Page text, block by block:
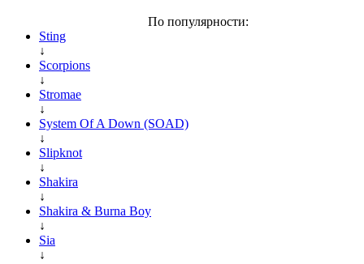
По популярности:
Sting
↓
Scorpions
↓
Stromae
↓
System Of A Down (SOAD)
↓
Slipknot
↓
Shakira
↓
Shakira & Burna Boy
↓
Sia
↓